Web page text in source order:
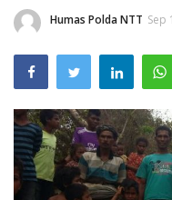
Reskrim
Lantas
Polisi Kita
Mitra Polisi
Giat Ops
Link Polda NTT
Humas Polda NTT Sep